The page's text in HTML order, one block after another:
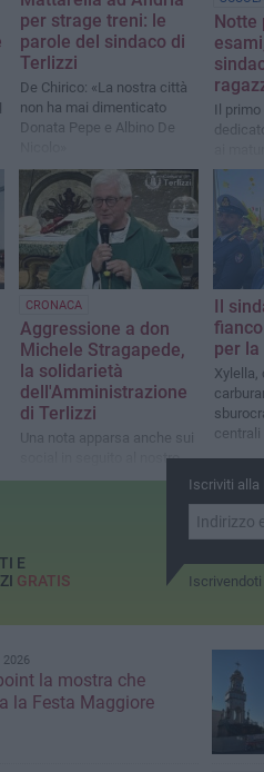
per strage treni: le
parole del sindaco di
Terlizzi
De Chirico: «La nostra città
non ha mai dimenticato
Donata Pepe e Albino De
Notte
Il
CRONACA
Aggressione a don
Michele Stragapede,
la solidarietà
dell'Amministrazione
di Terlizzi
Una nota apparsa anche sui
social in seguito al nostro
articolo
Il
per la
Xylella,
centrali
Iscriviti alla
E
GRATIS
2026
la mostra che
la Festa Maggiore